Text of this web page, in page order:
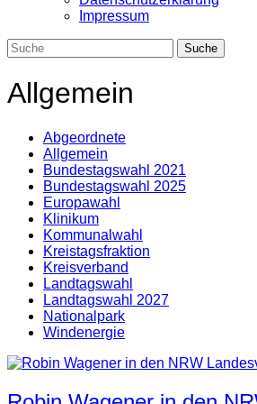
Impressum
Allgemein
Abgeordnete
Allgemein
Bundestagswahl 2021
Bundestagswahl 2025
Europawahl
Klinikum
Kommunalwahl
Kreistagsfraktion
Kreisverband
Landtagswahl
Landtagswahl 2027
Nationalpark
Windenergie